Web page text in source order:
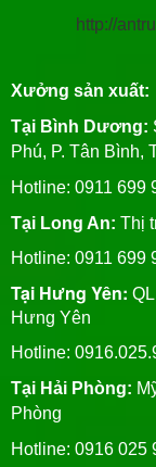
http://
Xưởng sản xuất:
Tại Bình Dương:
Phú, P. Tân Bình,
Hotline: 0911 699
Tại Long An: Thị
Hotline: 0911 699
Tại Hưng Yên:
Hưng Yên
Hotline:
Tại Hải Phòng:
Phòng
Hotline: 0916 025